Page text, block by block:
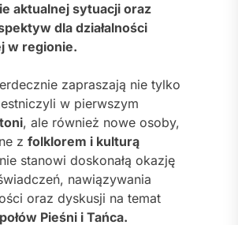
aktualnej sytuacji oraz
dla działalności
w regionie.
zapraszają nie tylko
w pierwszym
, ale również nowe osoby,
z folklorem i kulturą
stanowi doskonałą okazję
nawiązywania
oraz dyskusji na temat
Pieśni i Tańca.